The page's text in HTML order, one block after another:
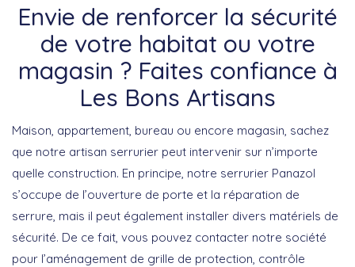
Envie de renforcer la sécurité
de votre habitat ou votre
magasin ? Faites confiance à
Les Bons Artisans
Maison, appartement, bureau ou encore magasin, sachez
que notre artisan serrurier peut intervenir sur n’importe
quelle construction. En principe, notre serrurier Panazol
s’occupe de l’ouverture de porte et la réparation de
serrure, mais il peut également installer divers matériels de
sécurité. De ce fait, vous pouvez contacter notre société
pour l’aménagement de grille de protection, contrôle